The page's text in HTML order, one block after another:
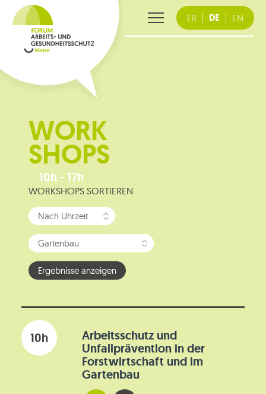
content
FR DE EN
WORK
SHOPS
10h - 17h
WORKSHOPS SORTIEREN
10h
Arbeitsschutz und
Unfallprävention in der
Forstwirtschaft und im
Gartenbau